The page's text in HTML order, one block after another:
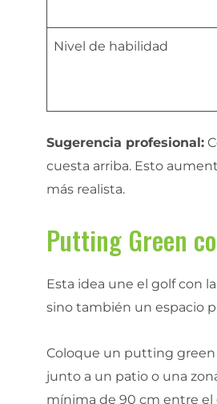
Nivel de habilidad
Sugerencia profesional:
cuesta arriba. Esto
más realista.
Putting Green
Esta idea une el golf con
sino también un espacio
Coloque un putting green
junto a un patio o una
mínima de 90 cm entre el